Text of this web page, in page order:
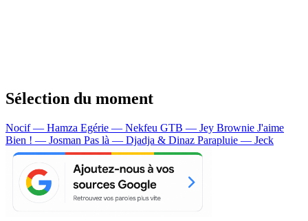
Sélection du moment
Nocif — Hamza Egérie — Nekfeu GTB — Jey Brownie J'aime
Bien ! — Josman Pas là — Djadja & Dinaz Parapluie — Jeck